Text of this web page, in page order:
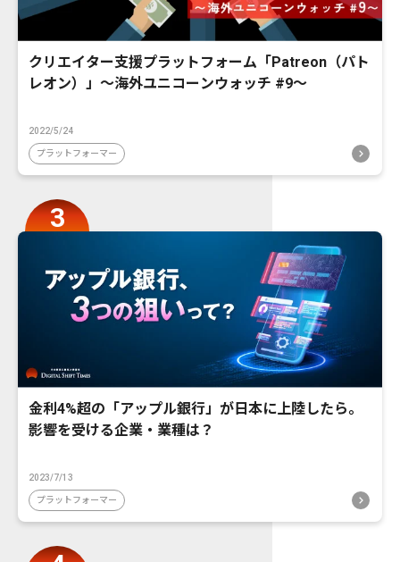
クリエイター支援プラットフォーム「Patreon（パト
レオン）」〜海外ユニコーンウォッチ #9〜
2022/5/24
プラットフォーマー
金利4%超の「アップル銀行」が日本に上陸したら。
影響を受ける企業・業種は？
2023/7/13
プラットフォーマー